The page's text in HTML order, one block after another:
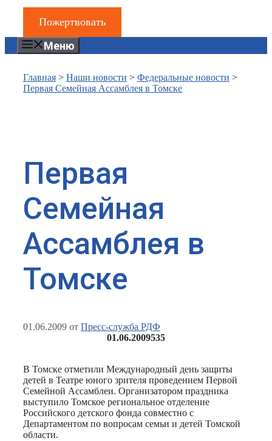
Пожертвовать
Меню
Главная > Наши новости > Федеральные новости >
Первая Семейная Ассамблея в Томске
Первая
Семейная
Ассамблея в
Томске
01.06.2009 от Пресс-служба РДФ
01.06.2009535
В Томске отметили Международный день защиты
детей в Театре юного зрителя проведением Первой
Семейной Ассамблеи. Организатором праздника
выступило Томское региональное отделение
Российского детского фонда совместно с
Департаментом по вопросам семьи и детей Томской
области.